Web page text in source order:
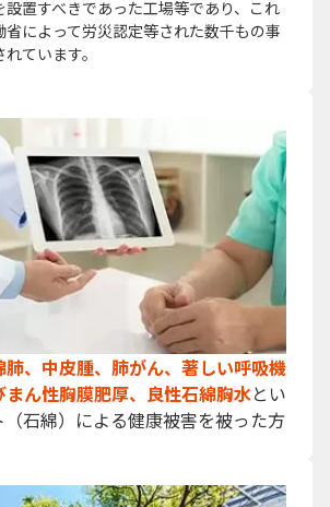
設置すべきであった工場等であり、これ
省によって労災認定等された数千もの事
ています。
肺、中皮腫、肺がん、著しい呼吸機
ん性胸膜肥厚、良性石綿胸水とい
（石綿）による健康被害を被った方